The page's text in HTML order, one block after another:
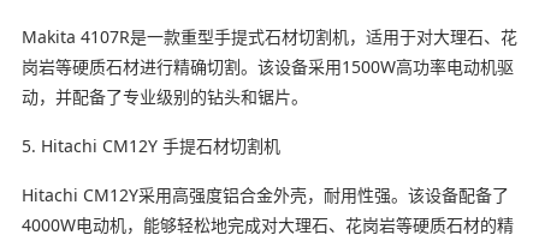
Makita 4107R是一款重型手提式石材切割机，适用于对大理石、花
岗岩等硬质石材进行精确切割。该设备采用1500W高功率电动机驱
动，并配备了专业级别的钻头和锯片。
5. Hitachi CM12Y 手提石材切割机
Hitachi CM12Y采用高强度铝合金外壳，耐用性强。该设备配备了
4000W电动机，能够轻松地完成对大理石、花岗岩等硬质石材的精